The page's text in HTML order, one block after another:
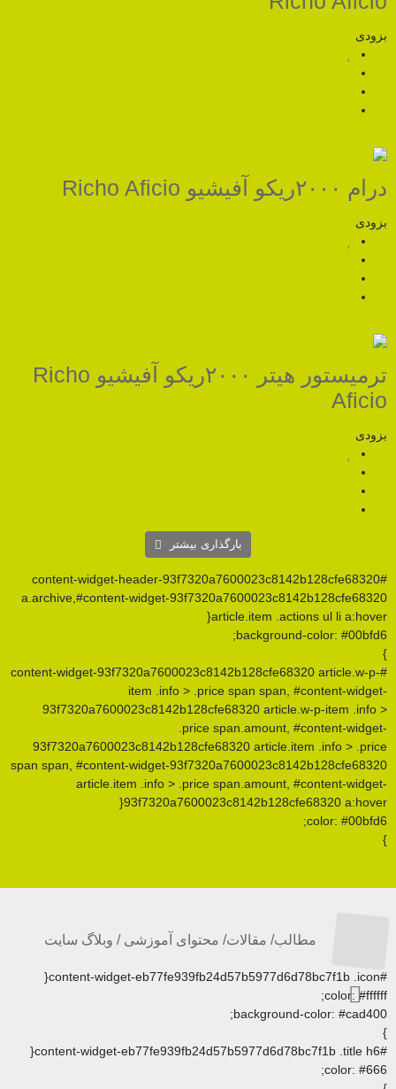
ترمیستور هیتر ۲۰۰۰ریکو آفیشیو Richo
#content-widget-header-
a.archive,#content-widget-
article.item
#content-widget-
item .info > .price span
93f7320a7600023c8142b128cfe68320
.price
93f7320a7600023c8142b128cfe68320
span span, #content-widget-
article.item .info > .price
مقالات/ محتوای آموزشی / وبلاگ سایت